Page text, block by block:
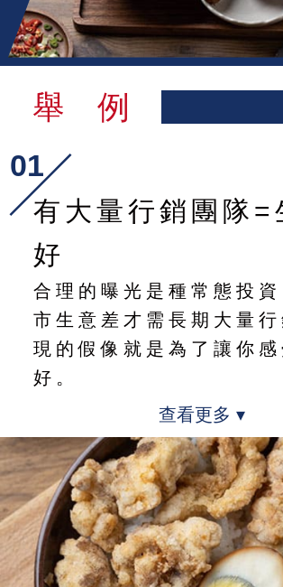
舉 例
01
有大量行銷團隊=
好
合理的曝光是種常態投資
市生意差才需長期大量
現的假像就是為了讓你感
好。
查看更多 ▾